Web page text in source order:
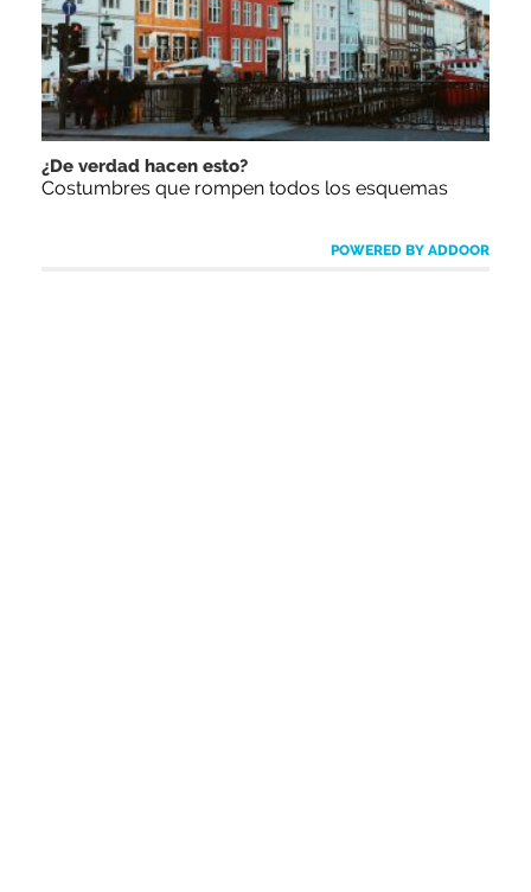
¿De verdad hacen esto?
Costumbres que rompen todos los esquemas
POWERED BY ADDOOR